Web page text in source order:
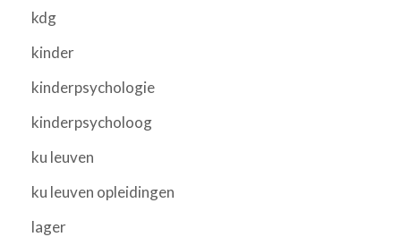
kdg
kinder
kinderpsychologie
kinderpsycholoog
ku leuven
ku leuven opleidingen
lager